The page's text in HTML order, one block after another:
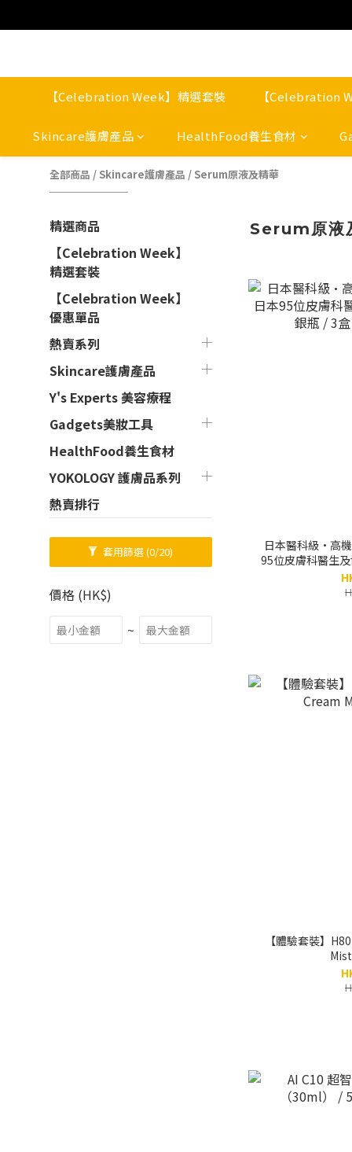
【Celebration Week】精選套裝 【Celebration
Skincare護膚產品 HealthFood養生食材
全部商品 / Skincare護膚產品 / Serum原液及精華
精選商品
【Celebration Week】
精選套裝
【Celebration Week】
優惠單品
熱賣系列
Skincare護膚產品
Y's Experts 美容療程
Gadgets美妝工具
HealthFood養生食材
YOKOLOGY 護膚品系列
熱賣排行
套用篩選(0/20)
價格 (HK$)
~
Serum原液
日本醫科級•高
95位皮膚科醫生
盒
【體驗套裝】